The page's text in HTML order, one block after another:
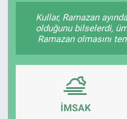
Kullar, Ramazan
olduğunu bilselerdi,
Ramazan olmasını
İMSAK
SPOR
ASAYİŞ